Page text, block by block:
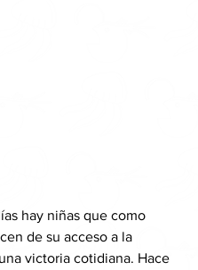
hay niñas que como
de su acceso a la
victoria cotidiana. Hace